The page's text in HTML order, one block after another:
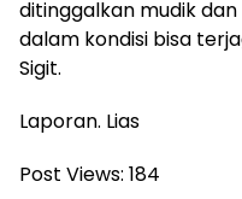
ditinggalkan mudik
dalam kondisi bisa
Sigit.
Laporan. Lias
Post Views: 184